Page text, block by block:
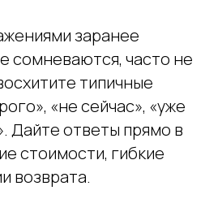
заранее
сомневаются, часто не
типичные
«не сейчас», «уже
Дайте ответы прямо в
стоимости, гибкие
возврата.